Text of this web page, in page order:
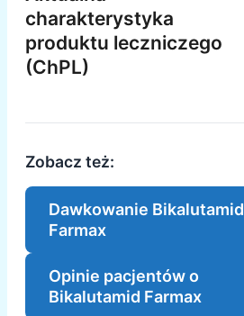
charakterystyka
produktu leczniczego
(ChPL)
Zobacz też:
Dawkowanie Bikalutamid
Farmax
Opinie pacjentów o
Bikalutamid Farmax